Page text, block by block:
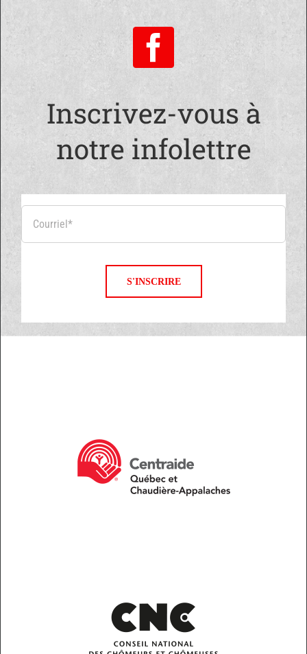
Inscrivez-vous à
notre infolettre
S'INSCRIRE